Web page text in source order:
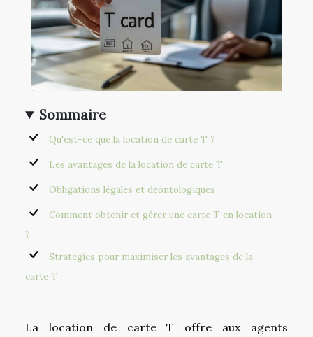
Sommaire
Qu'est-ce que la location de carte T ?
Les avantages de la location de carte T
Obligations légales et déontologiques
Comment obtenir et gérer une carte T en location
?
Stratégies pour maximiser les avantages de la
carte T
La location de carte T offre aux agents